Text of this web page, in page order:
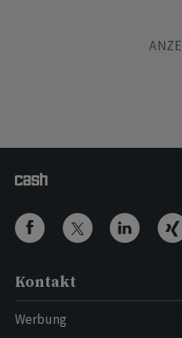
Kontakt
Werbung